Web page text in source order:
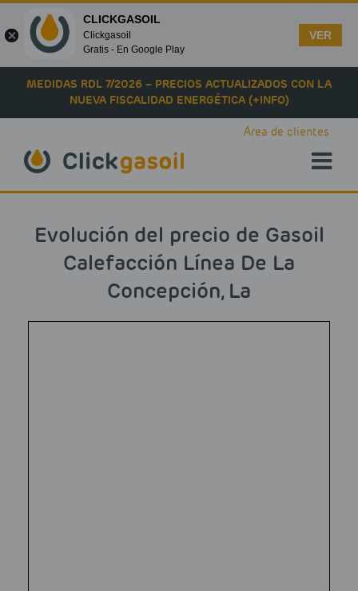
Skip to main content
MEDIDAS RDL 7/2026 – PRECIOS ACTUALIZADOS CON LA
NUEVA FISCALIDAD ENERGÉTICA (+INFO)
Área de clientes
Evolución del precio de Gasoil
Calefacción Línea De La
Concepción, La
CLICKGASOIL
Clickgasoil
Gratis - En Google Play
VER